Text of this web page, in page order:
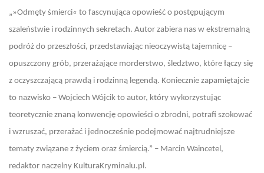
„»Odmęty śmierci« to fascynująca opowieść o postępującym
szaleństwie i rodzinnych sekretach. Autor zabiera nas w ekstremalną
podróż do przeszłości, przedstawiając nieoczywistą tajemnicę –
opuszczony grób, przerażające morderstwo, śledztwo, które łączy się
z oczyszczającą prawdą i rodzinną legendą. Koniecznie zapamiętajcie
to nazwisko – Wojciech Wójcik to autor, który wykorzystując
teoretycznie znaną konwencję opowieści o zbrodni, potrafi szokować
i wzruszać, przerażać i jednocześnie podejmować najtrudniejsze
tematy związane z życiem oraz śmiercią.” – Marcin Waincetel,
redaktor naczelny KulturaKryminalu.pl.